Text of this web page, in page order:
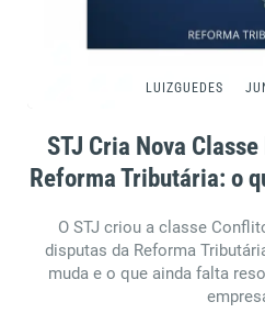
LUIZGUEDES
STJ Cria Nova
Reforma Tributária: o
O STJ criou a classe
disputas da Reforma
muda e o que ainda falta